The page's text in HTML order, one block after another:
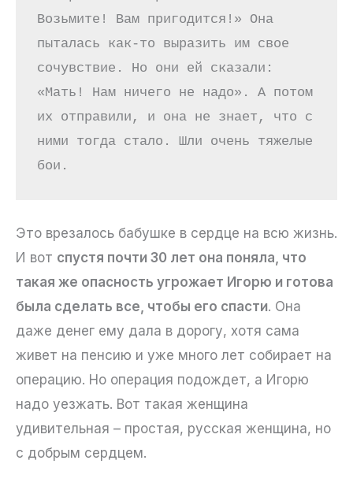
Возьмите! Вам пригодится!» Она
пыталась как-то выразить им свое
сочувствие. Но они ей сказали:
«Мать! Нам ничего не надо». А потом
их отправили, и она не знает, что с
ними тогда стало. Шли очень тяжелые
бои.
Это врезалось бабушке в сердце на всю жизнь.
И вот спустя почти 30 лет она поняла, что
такая же опасность угрожает Игорю и готова
была сделать все, чтобы его спасти. Она
даже денег ему дала в дорогу, хотя сама
живет на пенсию и уже много лет собирает на
операцию. Но операция подождет, а Игорю
надо уезжать. Вот такая женщина
удивительная – простая, русская женщина, но
с добрым сердцем.